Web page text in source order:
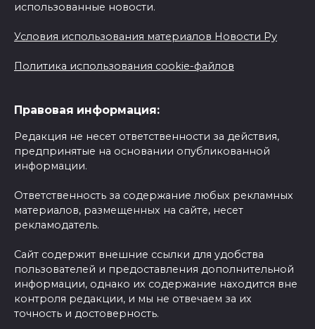
использованные новости.
Условия использования материалов Новости Ру
Политика использования cookie-файлов
Правовая информация:
Редакция не несет ответственности за действия,
предпринятые на основании опубликованной
информации.
Ответственность за содержание любых рекламных
материалов, размещенных на сайте, несет
рекламодатель.
Сайт содержит внешние ссылки для удобства
пользователей и предоставления дополнительной
информации, однако их содержание находится вне
контроля редакции, и мы не отвечаем за их
точность и достоверность.